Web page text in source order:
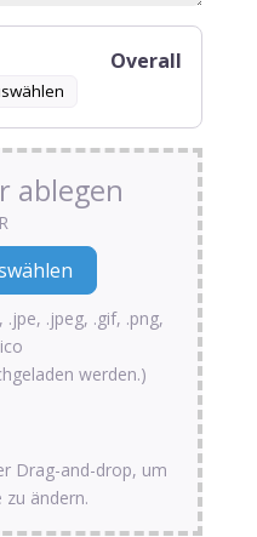
Overall
ablegen
.jpe, .jpeg, .gif, .png,
werden.)
Drag-and-drop, um
zu ändern.